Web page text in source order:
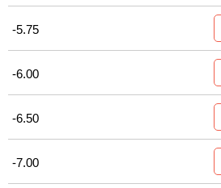
-5.75
-6.00
-6.50
-7.00